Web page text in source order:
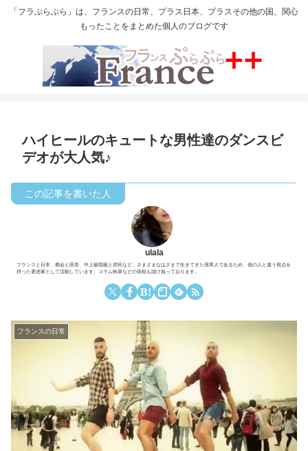
「フラぷらぷら」は、フランスの日常、プラス日本、プラスその他の国、関心
もったことをまとめた個人のブログです
ハイヒールのキュートな男性達のダンスビ
デオが大人気♪
ulala
フランスと日本、都会と田舎、中上級階級と庶民など、さまざまなはざまで生きてきた境界人であるため、他の人と違う視点を
持った著述家として活動しています。コラム執筆などの依頼も請け負っております。
フランスの日常